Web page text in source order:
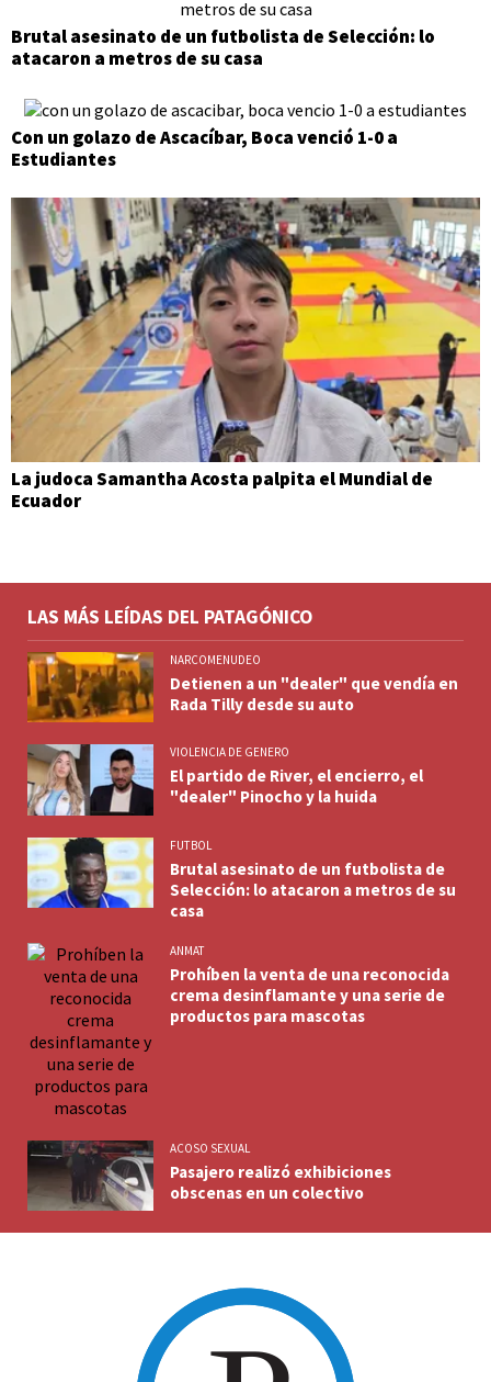
Brutal asesinato de un futbolista de Selección: lo
atacaron a metros de su casa
Con un golazo de Ascacíbar, Boca venció 1-0 a
Estudiantes
La judoca Samantha Acosta palpita el Mundial de
Ecuador
LAS MÁS LEÍDAS DEL PATAGÓNICO
NARCOMENUDEO
Detienen a un "dealer" que vendía en
Rada Tilly desde su auto
VIOLENCIA DE GENERO
El partido de River, el encierro, el
"dealer" Pinocho y la huida
FUTBOL
Brutal asesinato de un futbolista de
Selección: lo atacaron a metros de su
casa
ANMAT
Prohíben la venta de una reconocida
crema desinflamante y una serie de
productos para mascotas
ACOSO SEXUAL
Pasajero realizó exhibiciones
obscenas en un colectivo